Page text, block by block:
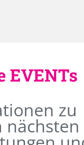
EVENTs
zu
nächsten